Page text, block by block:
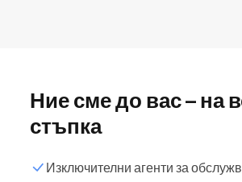
Ние сме до вас – на
стъпка
Изключителни агенти за